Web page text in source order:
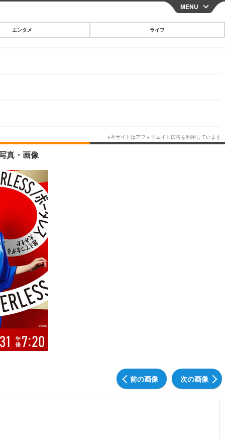
CLOSE
その他
グルメ
ショッピング
MENU
エンタメ ライフ
真・画像
前の画像 次の画像